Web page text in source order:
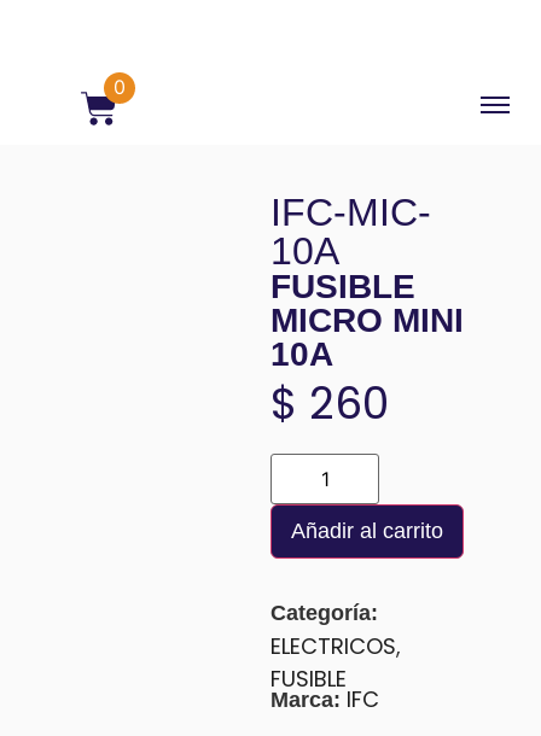
0
IFC-MIC-
10A
FUSIBLE
MICRO MINI
10A
$ 260
Añadir al carrito
Categoría:
ELECTRICOS,
FUSIBLE
Marca: IFC